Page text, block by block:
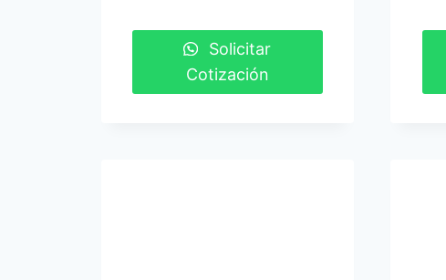
Solicitar
Cotización